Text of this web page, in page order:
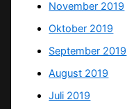
November 2019
Oktober 2019
September 2019
August 2019
Juli 2019